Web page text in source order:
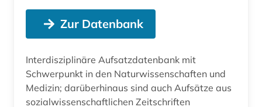
Zur Datenbank
Interdisziplinäre Aufsatzdatenbank mit
Schwerpunkt in den Naturwissenschaften und
Medizin; darüberhinaus sind auch Aufsätze aus
sozialwissenschaftlichen Zeitschriften